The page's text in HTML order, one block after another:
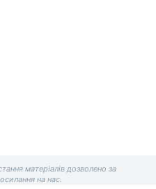
матеріалів дозволено за
на нас.